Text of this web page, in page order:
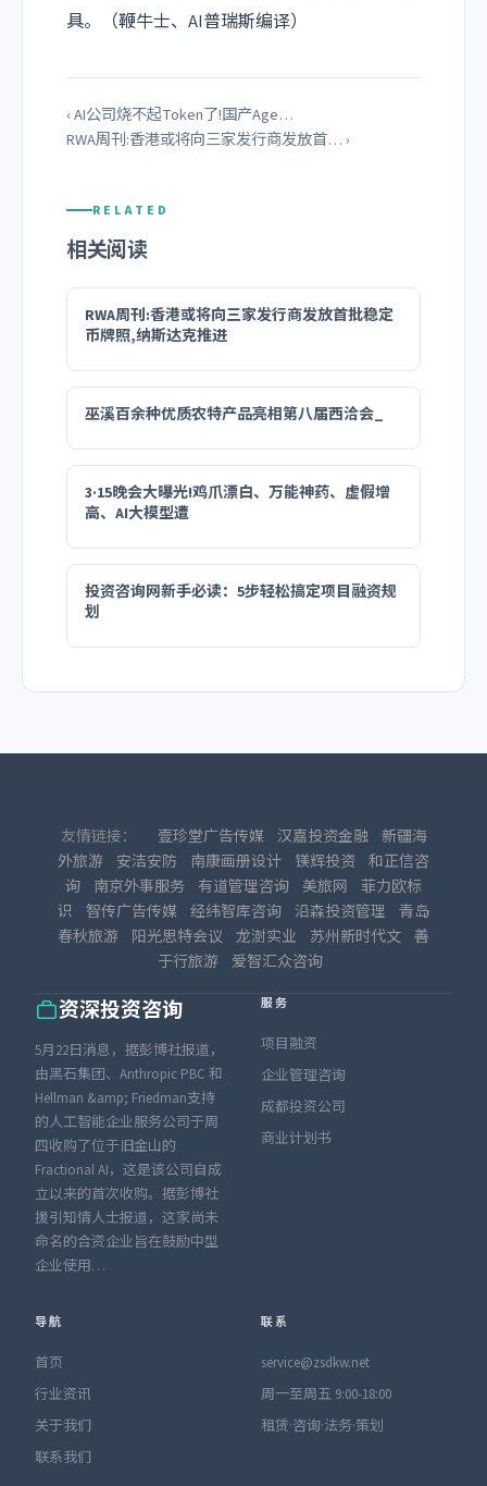
具。（鞭牛士、AI普瑞斯编译）
‹ AI公司烧不起Token了!国产Age…
RWA周刊:香港或将向三家发行商发放首… ›
RELATED
相关阅读
RWA周刊:香港或将向三家发行商发放首批稳定
币牌照,纳斯达克推进
巫溪百余种优质农特产品亮相第八届西洽会_
3·15晚会大曝光!鸡爪漂白、万能神药、虚假增
高、AI大模型遭
投资咨询网新手必读：5步轻松搞定项目融资规
划
友情链接： 壹珍堂广告传媒 汉嘉投资金融
新疆海
外旅游
安洁安防 南康画册设计 镁辉投资 和正信咨
询
南京外事服务 有道管理咨询 美旅网
菲力欧标
识
智传广告传媒 经纬智库咨询 沿森投资管理
青岛
春秋旅游
阳光思特会议 龙澍实业 苏州新时代文 善
于行旅游
爱智汇众咨询
资深投资咨询
5月22日消息，据彭博社报道，
由黑石集团、Anthropic PBC 和
Hellman &amp; Friedman支持
的人工智能企业服务公司于周
四收购了位于旧金山的
Fractional AI，这是该公司自成
立以来的首次收购。据彭博社
援引知情人士报道，这家尚未
命名的合资企业旨在鼓励中型
企业使用…
服务
项目融资
企业管理咨询
成都投资公司
商业计划书
导航
首页
行业资讯
关于我们
联系我们
联系
service@zsdkw.net
周一至周五 9:00-18:00
租赁·咨询·法务·策划